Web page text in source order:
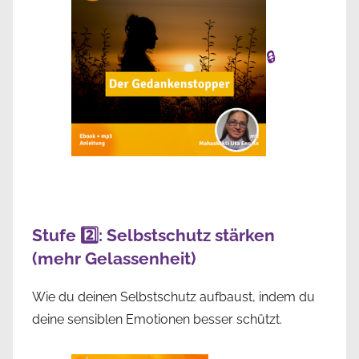
🔒
Stufe 2️⃣: Selbstschutz stärken
(mehr Gelassenheit)
Wie du deinen Selbstschutz aufbaust, indem du
deine sensiblen Emotionen besser schützt.